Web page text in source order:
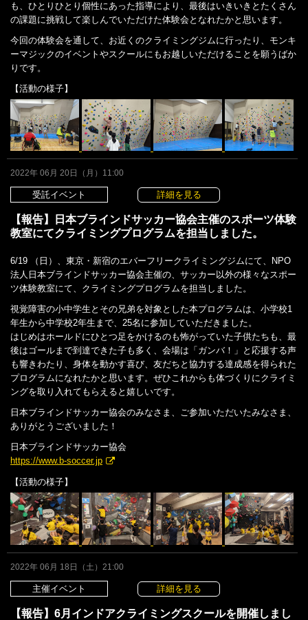
も、ひとりひとり個性にあった指導により、最後はいきいきとたくさん
の課題に挑戦して楽しんでいただけた体験会となれたかと思います。
今回の体験会を通して、お近くのクライミングジムに行ったり、モンキ
ーマジックのイベントやスクールにもお越しいただけることを願うばか
りです。
【活動の様子】
2022年 06月 20日（月）11:00
受託イベント 詳細を見る
【報告】日本ブラインドサッカー協会主催のスポーツ体験
教室にてクライミングプログラムを担当しました。
6/19 （日）、東京・新宿のエバーフリークライミングジムにて、NPO
法人日本ブラインドサッカー協会主催の、サッカー以外の様々なスポー
ツ体験教室にて、クライミングプログラムを担当しました。
視覚障害の小中学生とその兄弟を対象とした本プログラムは、小学校1
年生から中学校2年生まで、25名に参加していただきました。
はじめはホールドにひとつ足をかけるのも怖がっていた子供たちも、最
後はゴールまで到達できた子も多く、会場は「ガンバ！」と応援する声
も響きわたり、身体を動かす喜び、友だちと協力する達成感を得られた
プログラムになれたかと思います。ぜひこれからも体づくりにクライミ
ングを取り入れてもらえると嬉しいです。
日本ブラインドサッカー協会のみなさま、ご参加いただいたみなさま、
ありがとうございました！
日本ブラインドサッカー協会
https://www.b-soccer.jp
【活動の様子】
2022年 06月 18日（土）21:00
主催イベント 詳細を見る
【報告】6月インドアクライミングスクールを開催しまし